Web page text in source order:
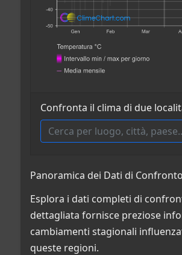
Confronta il clima di due
Panoramica dei Dati di
Esplora i dati completi di
dettagliata fornisce preziose
cambiamenti stagionali
queste regioni.